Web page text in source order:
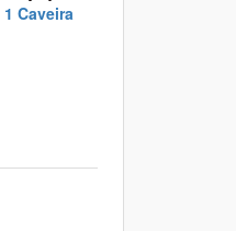
1 Caveira